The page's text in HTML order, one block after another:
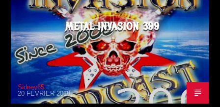
METAL INVASION 399
Sidney65
20 FÉVRIER 2019